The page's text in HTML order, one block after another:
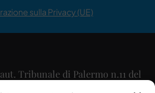
sulla Privacy (UE)
Tribunale di Palermo n.11 del
29/09/2015